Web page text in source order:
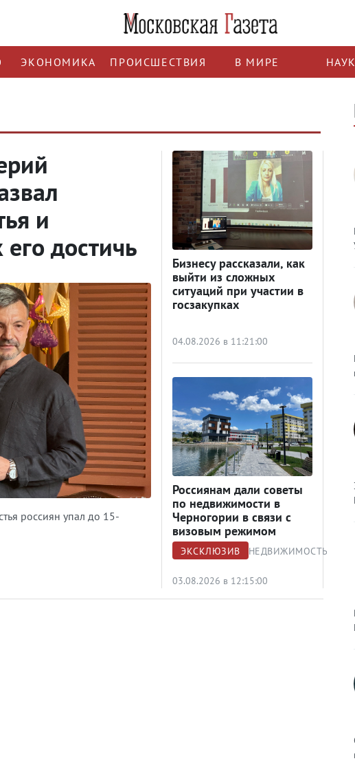
ЭКОНОМИКА ПРОИСШЕСТВИЯ В МИРЕ
и
его достичь
россиян упал до 15-
Бизнесу рассказали, как
выйти из сложных
ситуаций при участии в
госзакупках
04.08.2026 в 11:21:00
Россиянам дали советы
по недвижимости в
Черногории в связи с
визовым режимом
ЭКСКЛЮЗИВ НЕДВИЖИМОСТЬ
03.08.2026 в 12:15:00